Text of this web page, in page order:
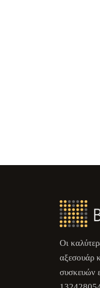
Οι
αξεσουάρ
συσκευών